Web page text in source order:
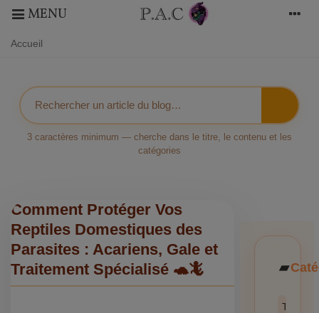
MENU
Accueil
3 caractères minimum — cherche dans le titre, le contenu et les
catégories
Comment Protéger Vos
Reptiles Domestiques des
Parasites : Acariens, Gale et
Traitement Spécialisé 🐢🦎
Toutes